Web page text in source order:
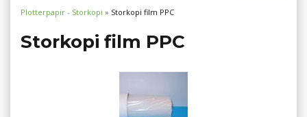
Plotterpapir - Storkopi » Storkopi film PPC
Storkopi film PPC